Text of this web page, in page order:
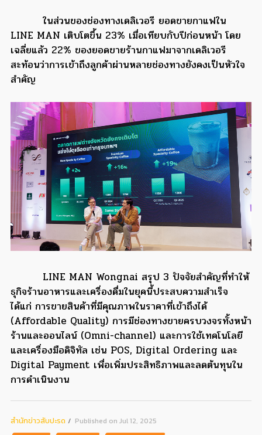
ในส่วนของช่องทางเดลิเวอรี ยอดขายกาแฟใน
LINE MAN เติบโตขึ้น 23% เมื่อเทียบกับปีก่อนหน้า โดย
เฉลี่ยแล้ว 22% ของยอดขายร้านกาแฟมาจากเดลิเวอรี
สะท้อนว่าการเข้าถึงลูกค้าผ่านหลายช่องทางยังคงเป็นหัวใจ
สำคัญ
LINE MAN Wongnai สรุป 3 ปัจจัยสำคัญที่ทำให้
ธุกิจร้านอาหารและเครื่องดื่มในยุคนี้ประสบความสำเร็จ
ได้แก่ การขายสินค้าที่มีคุณภาพในราคาที่เข้าถึงได้
(Affordable Quality) การมีช่องทางขายครบวงจรทั้งหน้า
ร้านและออนไลน์ (Omni-channel) และการใช้เทคโนโลยี
และเครื่องมือดิจิทัล เช่น POS, Digital Ordering และ
Digital Payment เพื่อเพิ่มประสิทธิภาพและลดต้นทุนใน
การดำเนินงาน
สํานักข่าวสับปะรด Published on Jul 12, 2025